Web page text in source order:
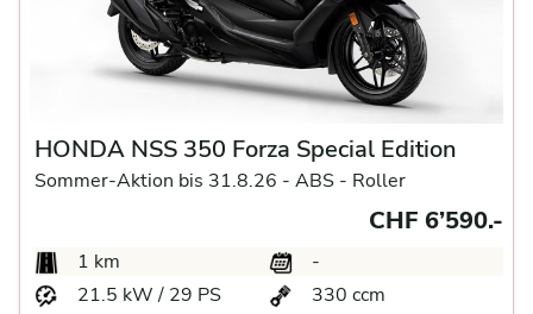
HONDA NSS 350 Forza Special Edition
Sommer-Aktion bis 31.8.26 - ABS - Roller
CHF 6’590.-
1 km
-
21.5 kW / 29 PS
330 ccm